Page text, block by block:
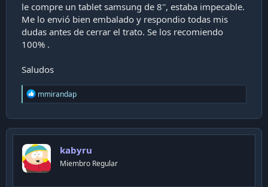
le compre un tablet samsung de 8'', estaba impecable.
Me lo envió bien embalado y respondio todas mis
dudas antes de cerrar el trato. Se los recomiendo
100% .
Saludos
R
e
c
t
o
n
s
mmirandap
kabyru
Miembro Regular